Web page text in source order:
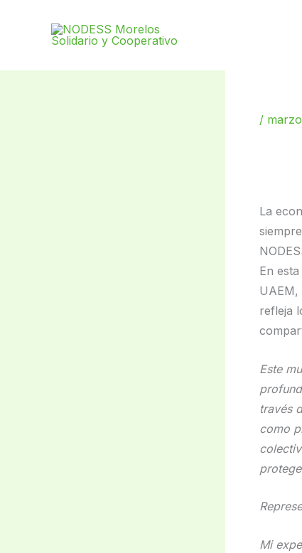
/
La
En
UAEM,
refleja
Este
través
como
Mi